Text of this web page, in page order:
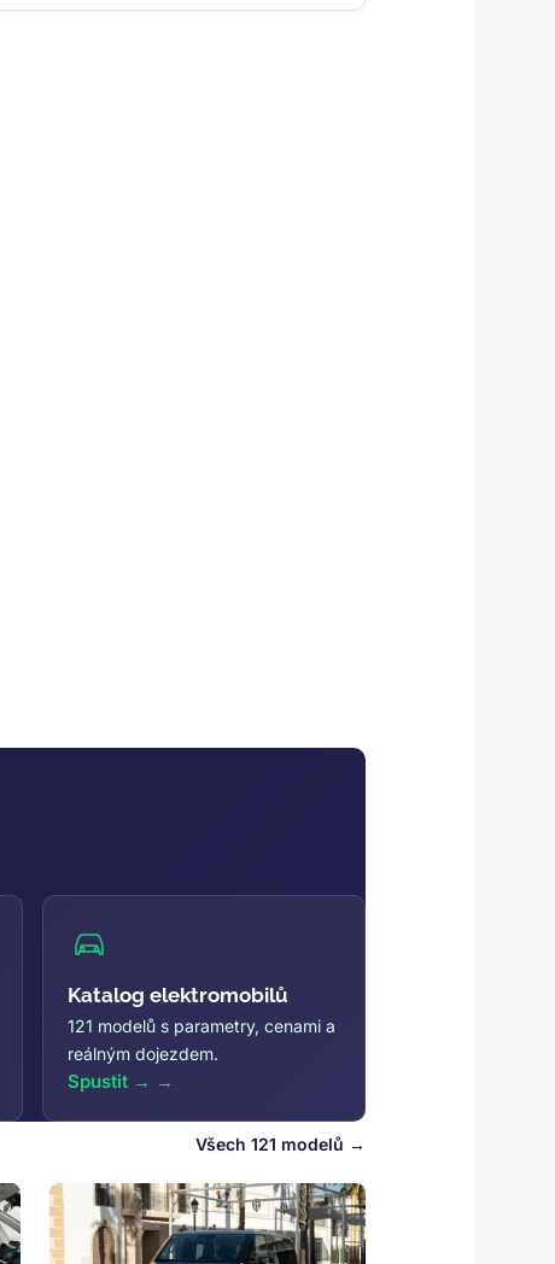
Katalog elektromobilů
121 modelů s parametry, cenami a
reálným dojezdem.
Spustit →
Všech 121 modelů